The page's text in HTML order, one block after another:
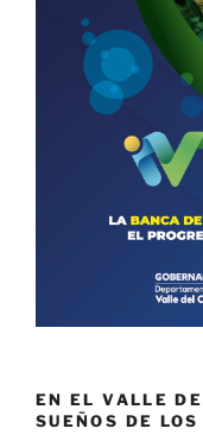
EN EL VALLE
SUEÑOS DE